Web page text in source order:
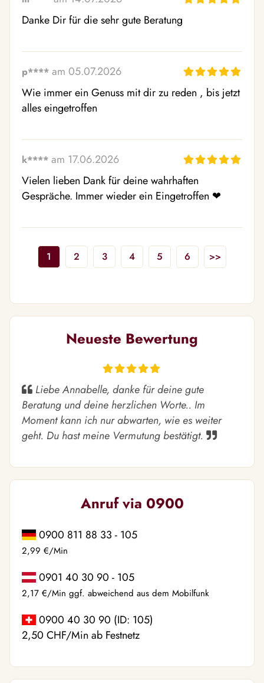
Danke Dir für die sehr gute Beratung
p**** am 05.07.2026
Wie immer ein Genuss mit dir zu reden , bis jetzt
alles eingetroffen
k**** am 17.06.2026
Vielen lieben Dank für deine wahrhaften
Gespräche. Immer wieder ein Eingetroffen ❤ ️
1 2 3 4 5 6 >>
Neueste Bewertung
Liebe Annabelle, danke für deine gute
Beratung und deine herzlichen Worte.. Im
Moment kann ich nur abwarten, wie es weiter
geht. Du hast meine Vermutung bestätigt.
Anruf via 0900
0900 811 88 33 - 105
2,99 €/Min
0901 40 30 90 - 105
2,17 €/Min ggf. abweichend aus dem Mobilfunk
0900 40 30 90 (ID: 105)
2,50 CHF/Min ab Festnetz